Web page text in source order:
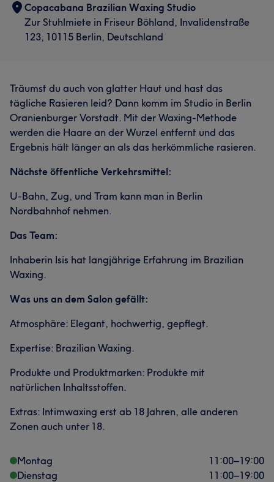
Copacabana Brazilian Waxing Studio
Zur Stuhlmiete in Friseur Böhland, Invalidenstraße
123, 10115 Berlin, Deutschland
Träumst du auch von glatter Haut und hast das
tägliche Rasieren leid? Dann komm im Studio in Berlin
Oranienburger Vorstadt. Mit der Waxing-Methode
werden die Haare an der Wurzel entfernt und das
Ergebnis hält länger an als das herkömmliche rasieren.
Nächste öffentliche Verkehrsmittel:
U-Bahn, Zug, und Tram kann man in Berlin
Nordbahnhof nehmen.
Das Team:
Inhaberin Isis hat langjährige Erfahrung im Brazilian
Waxing.
Was uns an dem Salon gefällt:
Atmosphäre: Elegant, hochwertig, gepflegt.
Expertise: Brazilian Waxing.
Produkte und Produktmarken: Produkte mit
natürlichen Inhaltsstoffen.
Extras: Intimwaxing erst ab 18 Jahren, alle anderen
Zonen auch unter 18.
Montag 11:00–19:00
Dienstag
11:00–19:00